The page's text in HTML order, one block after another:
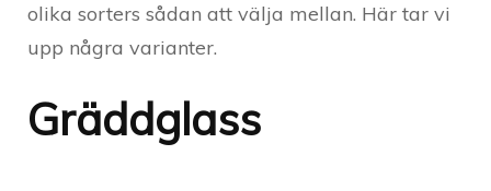
olika sorters sådan att välja mellan. Här tar vi
upp några varianter.
Gräddglass